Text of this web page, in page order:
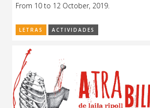
From 10 to 12 October, 2019.
LETRAS ACTIVIDADES